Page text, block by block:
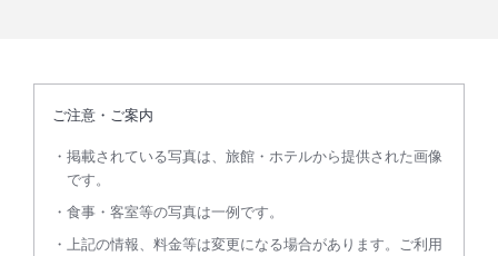
ご注意・ご案内
掲載されている写真は、旅館・ホテルから提供された画像
です。
食事・客室等の写真は一例です。
上記の情報、料金等は変更になる場合があります。ご利用